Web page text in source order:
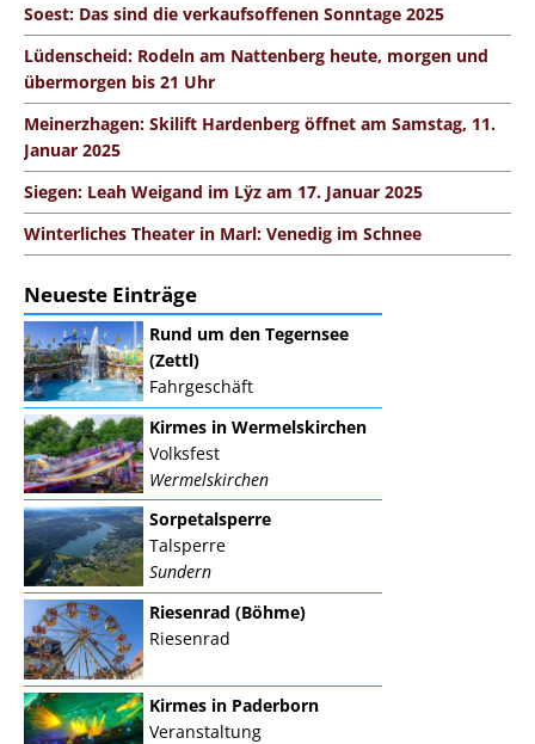
Soest: Das sind die verkaufsoffenen Sonntage 2025
Lüdenscheid: Rodeln am Nattenberg heute, morgen und
übermorgen bis 21 Uhr
Meinerzhagen: Skilift Hardenberg öffnet am Samstag, 11.
Januar 2025
Siegen: Leah Weigand im Lÿz am 17. Januar 2025
Winterliches Theater in Marl: Venedig im Schnee
Neueste Einträge
Rund um den Tegernsee
(Zettl)
Fahrgeschäft
Kirmes in Wermelskirchen
Volksfest
Wermelskirchen
Sorpetalsperre
Talsperre
Sundern
Riesenrad (Böhme)
Riesenrad
Kirmes in Paderborn
Veranstaltung